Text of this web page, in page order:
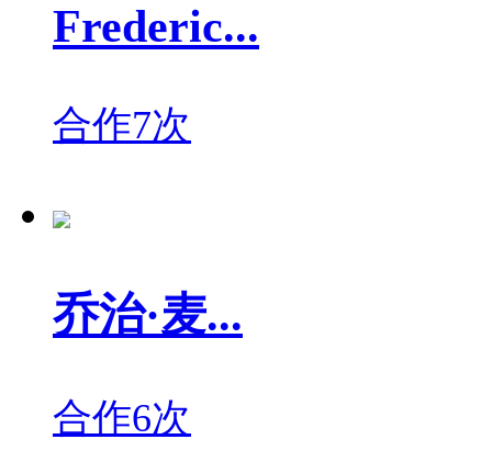
Frederic...
合作7次
乔治·麦...
合作6次